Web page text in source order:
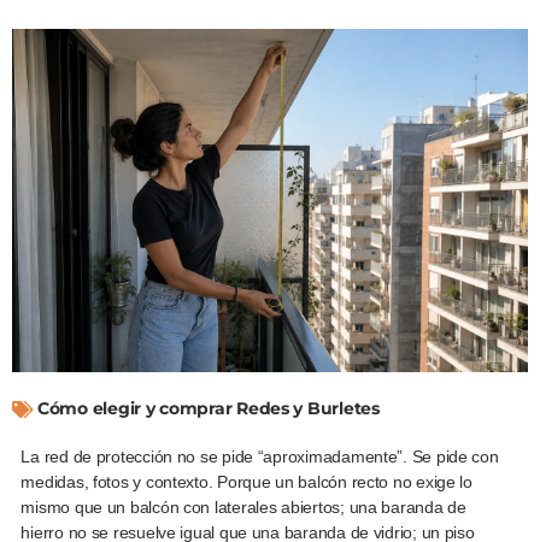
Cómo elegir y comprar Redes y Burletes
La red de protección no se pide “aproximadamente”. Se pide con
medidas, fotos y contexto. Porque un balcón recto no exige lo
mismo que un balcón con laterales abiertos; una baranda de
hierro no se resuelve igual que una baranda de vidrio; un piso